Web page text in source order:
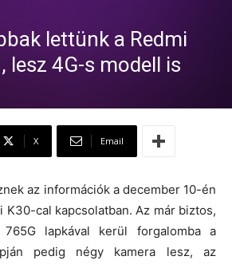
lettünk a Redmi
lesz 4G-s modell is
X Email
az információk a december 10-én
K30-cal kapcsolatban. Az már biztos,
765G lapkával kerül forgalomba a
pedig négy kamera lesz, az